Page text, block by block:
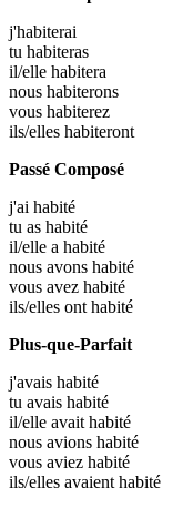
j'habiterai
tu habiteras
il/elle habitera
nous habiterons
vous habiterez
ils/elles habiteront
Passé Composé
j'ai habité
tu as habité
il/elle a habité
nous avons habité
vous avez habité
ils/elles ont habité
Plus-que-Parfait
j'avais habité
tu avais habité
il/elle avait habité
nous avions habité
vous aviez habité
ils/elles avaient habité